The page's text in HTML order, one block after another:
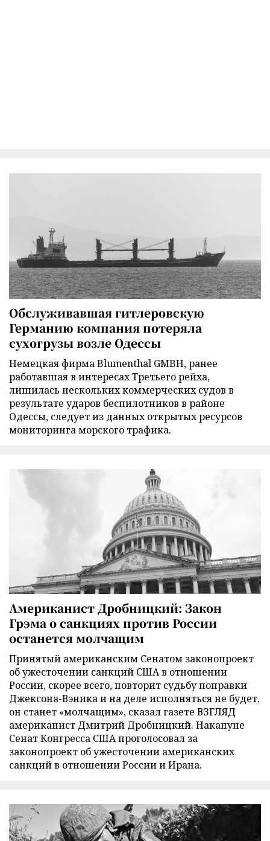
Обслуживавшая гитлеровскую
Германию компания потеряла
сухогрузы возле Одессы
Немецкая фирма Blumenthal GMBH, ранее
работавшая в интересах Третьего рейха,
лишилась нескольких коммерческих судов в
результате ударов беспилотников в районе
Одессы, следует из данных открытых ресурсов
мониторинга морского трафика.
Американист Дробницкий: Закон
Грэма о санкциях против России
останется молчащим
Принятый американским Сенатом законопроект
об ужесточении санкций США в отношении
России, скорее всего, повторит судьбу поправки
Джексона-Вэника и на деле исполняться не будет,
он станет «молчащим», сказал газете ВЗГЛЯД
американист Дмитрий Дробницкий. Накануне
Сенат Конгресса США проголосовал за
законопроект об ужесточении американских
санкций в отношении России и Ирана.